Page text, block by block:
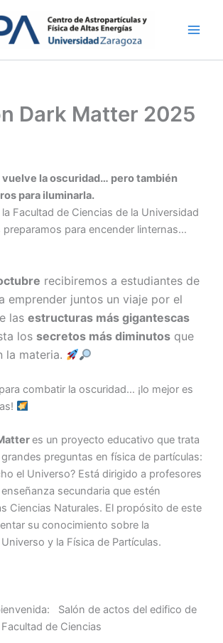
Dark Matter 2025
vuelve la oscuridad… pero también
para iluminarla.
la Facultad de Ciencias de la Universidad
preparamos para encender linternas…
recibiremos a estudiantes de
emprender juntos un viaje por el
las estructuras más gigantescas
los secretos más diminutos que
la materia.
combatir la oscuridad… ¡lo mejor es
es un proyecto educativo que trata
preguntas en física de partículas:
el Universo? Está dirigido a profesores
secundaria que estén
Ciencias Naturales. El propósito de este
su conocimiento sobre la
y la Física de Partículas.
Salón de actos del edifico de
de Ciencias